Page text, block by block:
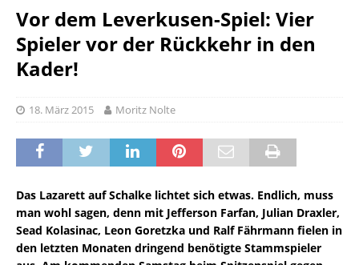
Vor dem Leverkusen-Spiel: Vier
Spieler vor der Rückkehr in den
Kader!
18. März 2015 Moritz Nolte
Das Lazarett auf Schalke lichtet sich etwas. Endlich, muss
man wohl sagen, denn mit Jefferson Farfan, Julian Draxler,
Sead Kolasinac, Leon Goretzka und Ralf Fährmann fielen in
den letzten Monaten dringend benötigte Stammspieler